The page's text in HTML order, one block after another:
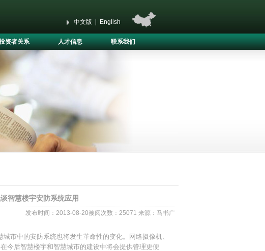
中文版 English
资者关系 人才信息 联系我们
智慧楼宇安防系统应用
发布时间：2013-08-20被阅次数：25071 来源：马书广
中的安防系统也将发生革命性的变化。网络摄像机、
今后智慧楼宇和智慧城市的建设中将会提供管理更便